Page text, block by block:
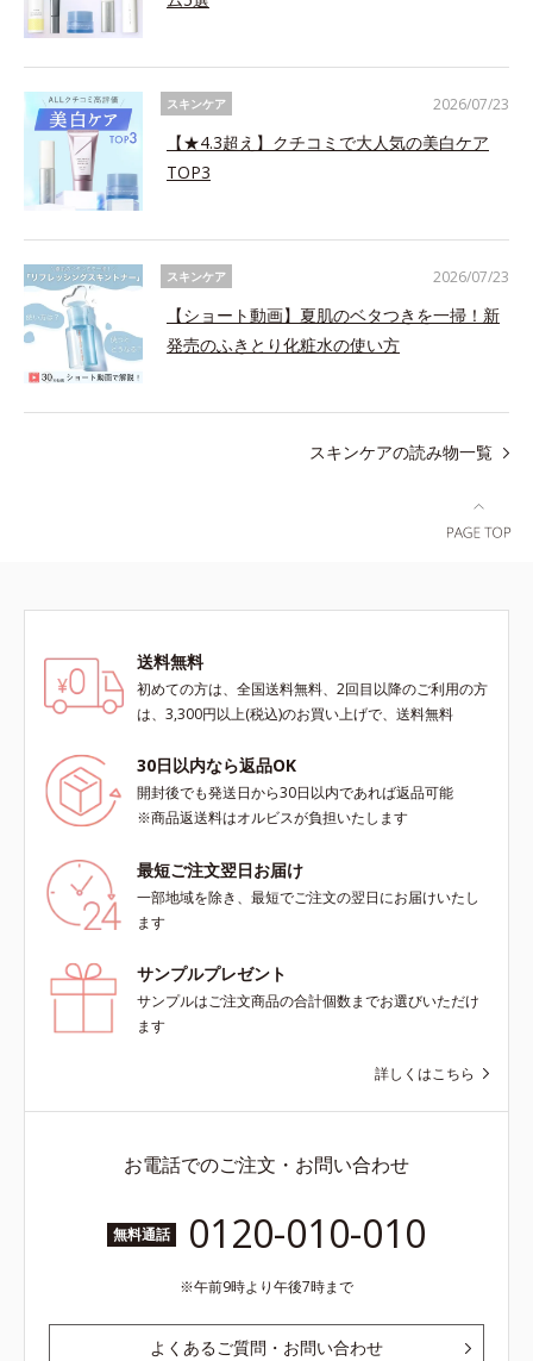
スキンケア
【★4.3超え】クチコミで大人気の美白ケア
TOP3
2026/07/23
スキンケア
【ショート動画】夏肌のベタつきを一掃！新
発売のふきとり化粧水の使い方
2026/07/23
スキンケアの読み物一覧
送料無料
初めての方は、全国送料無料、2回目以降のご利用の方
は、3,300円以上(税込)のお買い上げで、送料無料
30日以内なら返品OK
開封後でも発送日から30日以内であれば返品可能
※商品返送料はオルビスが負担いたします
最短ご注文翌日お届け
一部地域を除き、最短でご注文の翌日にお届けいたし
ます
サンプルプレゼント
サンプルはご注文商品の合計個数までお選びいただけ
ます
詳しくはこちら
お電話でのご注文・お問い合わせ
無料通話 0120-010-010
午前9時より午後7時まで
よくあるご質問・お問い合わせ